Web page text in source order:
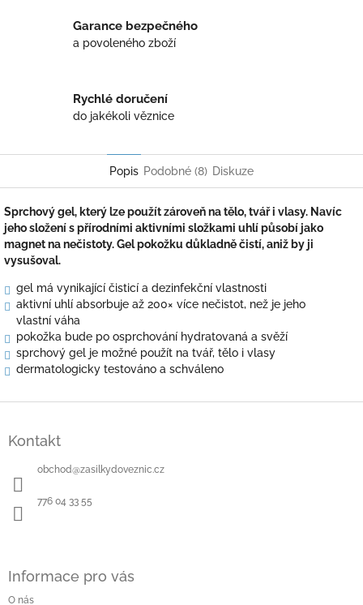
Garance bezpečného
a povoleného zboží
Rychlé doručení
do jakékoli věznice
Popis Podobné (8) Diskuze
Sprchový gel, který lze použít zároveň na tělo, tvář i vlasy. Navíc
jeho složení s přírodními aktivními složkami uhlí působí jako
magnet na nečistoty. Gel pokožku důkladně čistí, aniž by ji
vysušoval.
gel má vynikající čisticí a dezinfekční vlastnosti
aktivní uhlí absorbuje až 200× více nečistot, než je jeho
vlastní váha
pokožka bude po osprchování hydratovaná a svěží
sprchový gel je možné použít na tvář, tělo i vlasy
dermatologicky testováno a schváleno
Kontakt
obchod@zasilkydoveznic.cz
776 04 33 55
Informace pro vás
O nás